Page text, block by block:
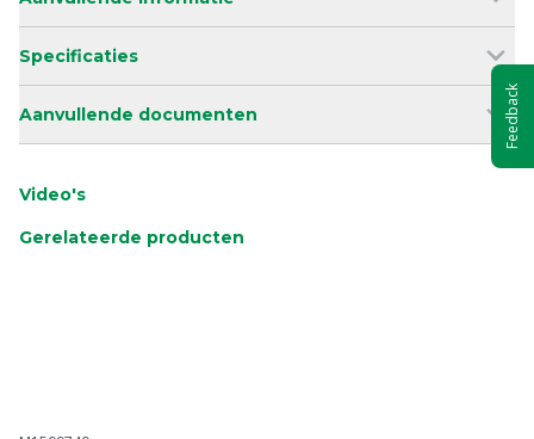
Specificaties
Aanvullende documenten
Video's
Gerelateerde producten
Feedback